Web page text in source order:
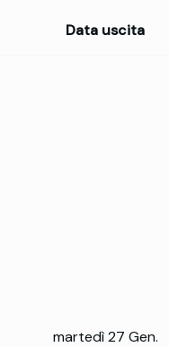
Data uscita
martedì 27 Gen.